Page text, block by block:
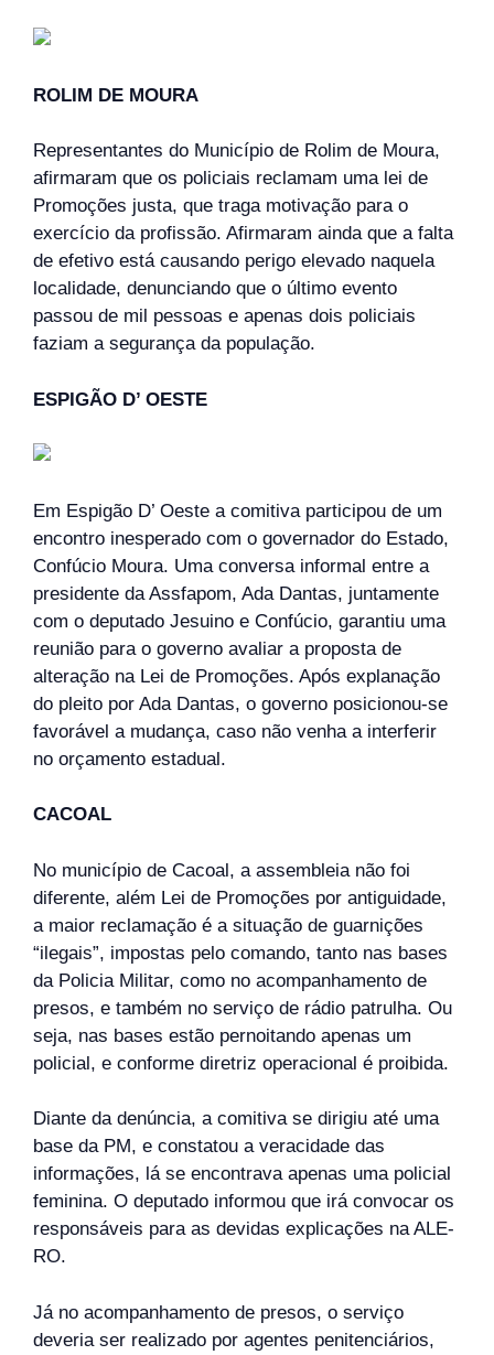
ROLIM DE MOURA
Representantes do Município de Rolim de Moura,
afirmaram que os policiais reclamam uma lei de
Promoções justa, que traga motivação para o
exercício da profissão. Afirmaram ainda que a falta
de efetivo está causando perigo elevado naquela
localidade, denunciando que o último evento
passou de mil pessoas e apenas dois policiais
faziam a segurança da população.
ESPIGÃO D’ OESTE
Em Espigão D’ Oeste a comitiva participou de um
encontro inesperado com o governador do Estado,
Confúcio Moura. Uma conversa informal entre a
presidente da Assfapom, Ada Dantas, juntamente
com o deputado Jesuino e Confúcio, garantiu uma
reunião para o governo avaliar a proposta de
alteração na Lei de Promoções. Após explanação
do pleito por Ada Dantas, o governo posicionou-se
favorável a mudança, caso não venha a interferir
no orçamento estadual.
CACOAL
No município de Cacoal, a assembleia não foi
diferente, além Lei de Promoções por antiguidade,
a maior reclamação é a situação de guarnições
“ilegais”, impostas pelo comando, tanto nas bases
da Policia Militar, como no acompanhamento de
presos, e também no serviço de rádio patrulha. Ou
seja, nas bases estão pernoitando apenas um
policial, e conforme diretriz operacional é proibida.
Diante da denúncia, a comitiva se dirigiu até uma
base da PM, e constatou a veracidade das
informações, lá se encontrava apenas uma policial
feminina. O deputado informou que irá convocar os
responsáveis para as devidas explicações na ALE-
RO.
Já no acompanhamento de presos, o serviço
deveria ser realizado por agentes penitenciários,